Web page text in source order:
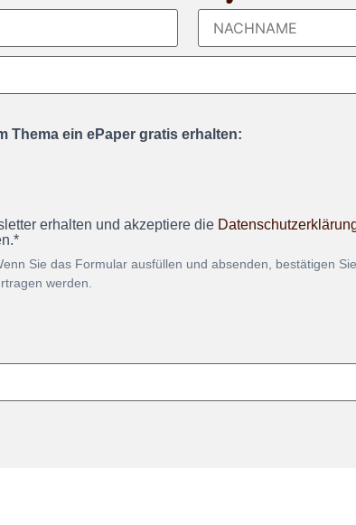
Thema ein ePaper gratis erhalten:
erhalten und akzeptiere die
Sie das Formular ausfüllen und absenden, bestätigen
werden.